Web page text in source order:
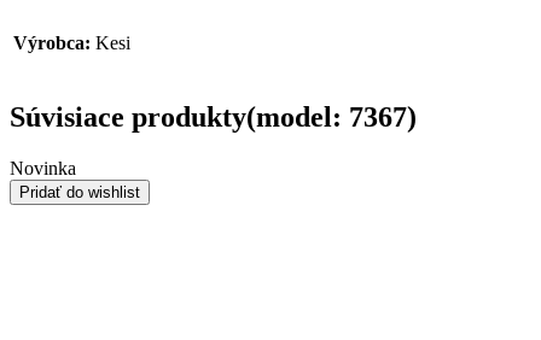
Výrobca: Kesi
Súvisiace produkty(model: 7367)
Novinka
Pridať do wishlist